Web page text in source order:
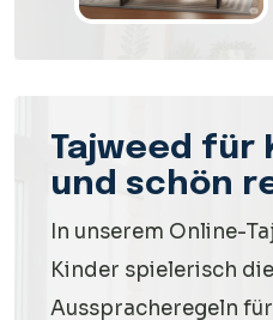
Tajweed für
und schön
In unserem Online-
Kinder spielerisch
Ausspracheregeln